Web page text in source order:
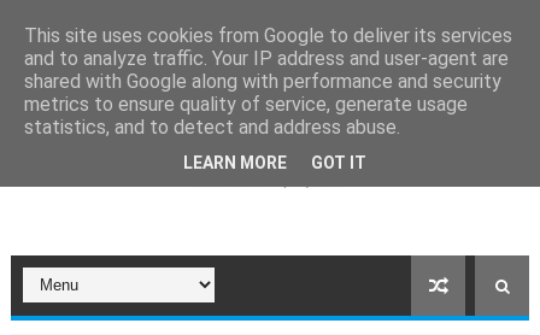
This site uses cookies from Google to deliver its services
and to analyze traffic. Your IP address and user-agent are
shared with Google along with performance and security
metrics to ensure quality of service, generate usage
statistics, and to detect and address abuse.
LEARN MORE GOT IT